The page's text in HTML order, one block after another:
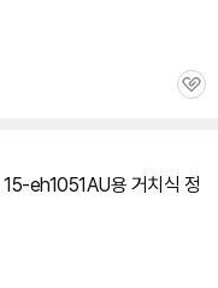
관
15-eh1051AU용 거치식 정